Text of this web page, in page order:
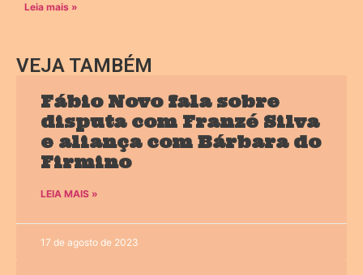
Leia mais »
VEJA TAMBÉM
Fábio Novo fala sobre
disputa com Franzé Silva
e aliança com Bárbara do
Firmino
LEIA MAIS »
17 de agosto de 2023